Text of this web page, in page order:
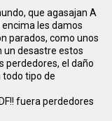
que agasajan A
encima les damos
parados, como unos
un desastre estos
perdedores, el daño
todo tipo de
fuera perdedores